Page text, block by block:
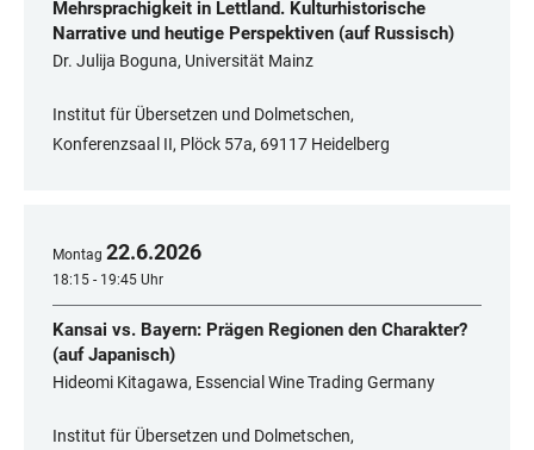
Mehrsprachigkeit in Lettland. Kulturhistorische
Narrative und heutige Perspektiven (auf Russisch)
Dr. Julija Boguna, Universität Mainz
Institut für Übersetzen und Dolmetschen,
Konferenzsaal II, Plöck 57a, 69117 Heidelberg
Montag 22.6.2026
18:15 - 19:45 Uhr
Kansai vs. Bayern: Prägen Regionen den Charakter?
(auf Japanisch)
Hideomi Kitagawa, Essencial Wine Trading Germany
Institut für Übersetzen und Dolmetschen,